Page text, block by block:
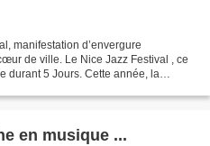
manifestation d’envergure
de ville. Le Nice Jazz Festival , ce
durant 5 Jours. Cette année, la
en musique ...